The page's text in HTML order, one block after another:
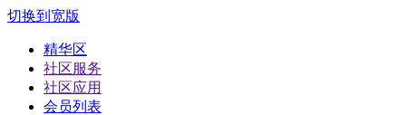
切换到宽版
精华区
社区服务
社区应用
会员列表